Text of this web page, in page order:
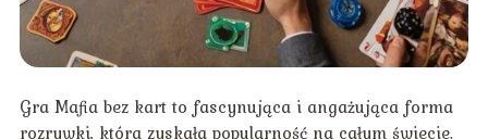
Gra Mafia bez kart to fascynująca i angażująca forma
rozrywki, która zyskała popularność na całym świecie.